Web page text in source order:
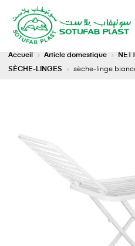
Accueil Article domestique
SÈCHE-LINGES
sèche-linge